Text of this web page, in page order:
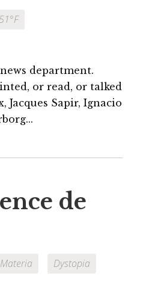
department.
or read, or talked
Jacques Sapir, Ignacio
de
Materia Dystopia